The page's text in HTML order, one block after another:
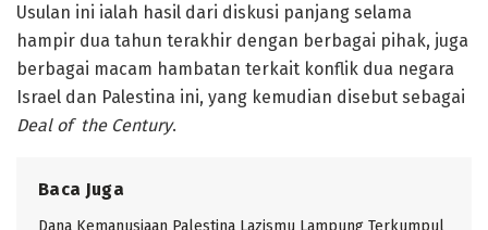
Usulan ini ialah hasil dari diskusi panjang selama
hampir dua tahun terakhir dengan berbagai pihak, juga
berbagai macam hambatan terkait konflik dua negara
Israel dan Palestina ini, yang kemudian disebut sebagai
Deal of the Century.
Baca Juga
Dana Kemanusiaan Palestina Lazismu Lampung Terkumpul